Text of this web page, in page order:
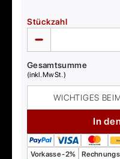
Stückzahl
Gesamtsumme
(inkl. MwSt.)
WICHTIGES
In
Vorkasse -2%